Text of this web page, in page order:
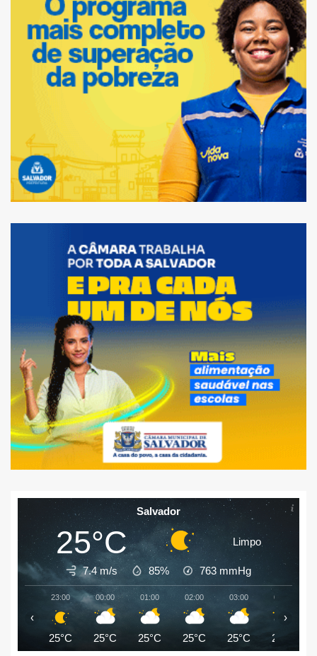
Salvador
25°C Limpo
7.4 m/s 85% 763 mmHg
23:00
25°C
00:00
25°C
01:00
25°C
02:00
25°C
03:00
25°C
04:00
24°C
‹ ›